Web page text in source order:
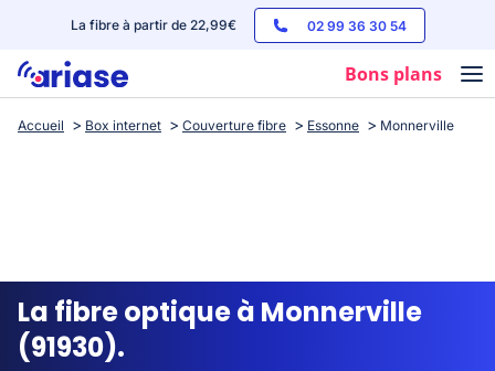
La fibre à partir de 22,99€ 02 99 36 30 54
Bons plans
Box internet
Streaming
Accueil Box internet Couverture fibre Essonne Monnerville
La fibre optique à Monnerville
(91930).